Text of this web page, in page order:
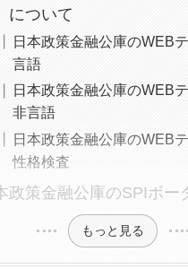
について
日本政策金融公庫のWEB
言語
日本政策金融公庫のWEB
非言語
日本政策金融公庫のWEB
性格検査
政策金融公庫のSPIボー
もっと見る